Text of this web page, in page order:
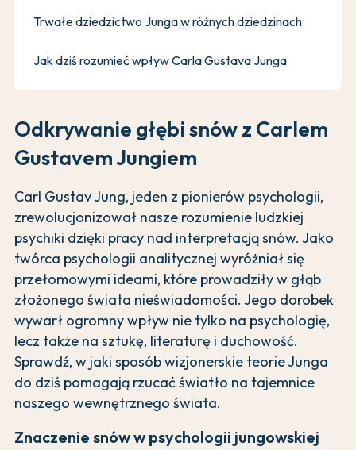
Odkrywanie głębi snów z Carlem
Gustavem Jungiem
Carl Gustav Jung, jeden z pionierów psychologii,
zrewolucjonizował nasze rozumienie ludzkiej
psychiki dzięki pracy nad interpretacją snów. Jako
twórca psychologii analitycznej wyróżniał się
przełomowymi ideami, które prowadziły w głąb
złożonego świata nieświadomości. Jego dorobek
wywarł ogromny wpływ nie tylko na psychologię,
lecz także na sztukę, literaturę i duchowość.
Sprawdź, w jaki sposób wizjonerskie teorie Junga
do dziś pomagają rzucać światło na tajemnice
naszego wewnętrznego świata.
Znaczenie snów w psychologii jungowskiej
Trwałe dziedzictwo Junga w różnych dziedzinach
Jak dziś rozumieć wpływ Carla Gustava Junga